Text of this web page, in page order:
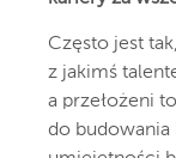
Często jest
z jakimś
a przełożeni
do budowania